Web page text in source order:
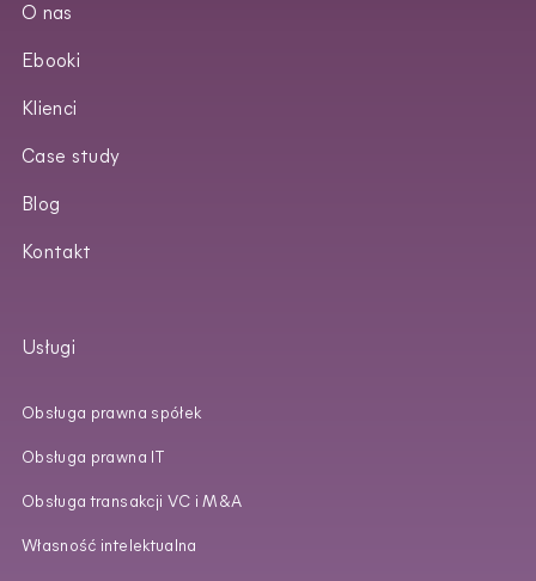
O nas
Ebooki
Klienci
Case study
Blog
Kontakt
Usługi
Obsługa prawna spółek
Obsługa prawna IT
Obsługa transakcji VC i M&A
Własność intelektualna